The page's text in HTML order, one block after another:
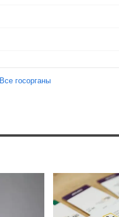
Все госорганы